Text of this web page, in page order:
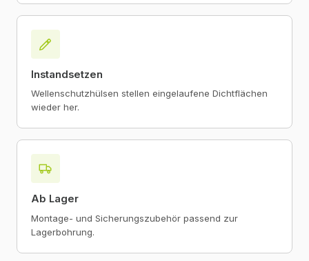
Instandsetzen
Wellenschutzhülsen stellen eingelaufene Dichtflächen
wieder her.
Ab Lager
Montage- und Sicherungszubehör passend zur
Lagerbohrung.